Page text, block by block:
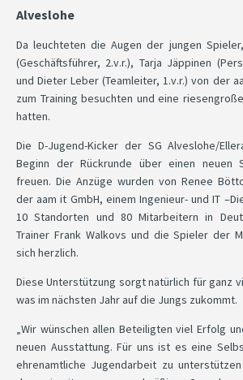
Alveslohe
Da leuchteten die Augen der jungen
(Geschäftsführer, 2.v.r.), Tarja Jäppinen
und Dieter Leber (Teamleiter, 1.v.r.) von der
zum Training besuchten und eine
hatten.
Die D-Jugend-Kicker der SG Alveslohe/
Beginn der Rückrunde über einen neuen
freuen. Die Anzüge wurden von Renee
der aam it GmbH, einem Ingenieur- und IT
10 Standorten und 80 Mitarbeitern in
Trainer Frank Walkovs und die Spieler der
sich herzlich.
Diese Unterstützung sorgt natürlich für ganz
was im nächsten Jahr auf die Jungs zukommt.
„Wir wünschen allen Beteiligten viel Erfolg
neuen Ausstattung. Für uns ist es eine
ehrenamtliche Jugendarbeit zu